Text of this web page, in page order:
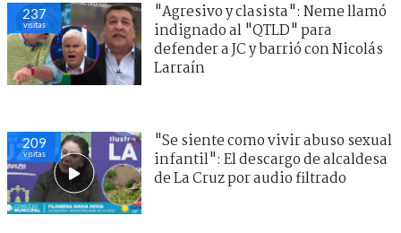
237
visitas
"Agresivo y clasista": Neme llamó
indignado al "QTLD" para
defender a JC y barrió con Nicolás
Larraín
209
visitas
"Se siente como vivir abuso sexual
infantil": El descargo de alcaldesa
de La Cruz por audio filtrado